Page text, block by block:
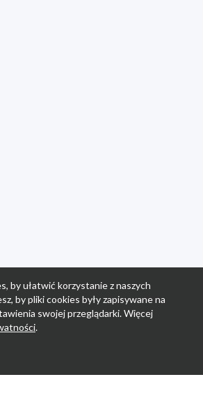
by ułatwić korzystanie z naszych
by pliki cookies były zapisywane na
swojej przeglądarki. Więcej
.